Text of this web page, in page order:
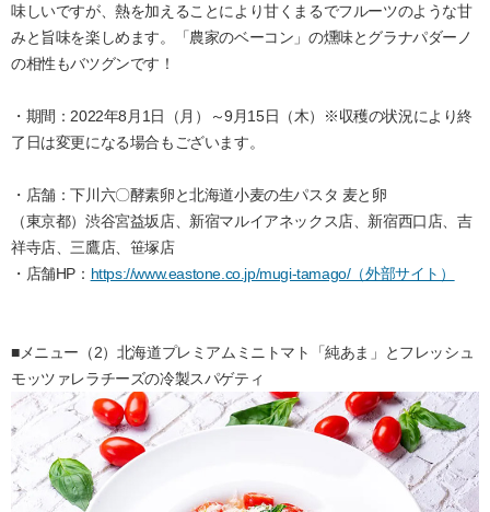
味しいですが、熱を加えることにより甘くまるでフルーツのような甘
みと旨味を楽しめます。「農家のベーコン」の燻味とグラナパダーノ
の相性もバツグンです！
・期間：2022年8月1日（月）～9月15日（木）※収穫の状況により終
了日は変更になる場合もございます。
・店舗：下川六〇酵素卵と北海道小麦の生パスタ 麦と卵
（東京都）渋谷宮益坂店、新宿マルイアネックス店、新宿西口店、吉
祥寺店、三鷹店、笹塚店
・店舗HP： https://www.eastone.co.jp/mugi-tamago/（外部サイト）
■メニュー（2）北海道プレミアムミニトマト「純あま」とフレッシュ
モッツァレラチーズの冷製スパゲティ